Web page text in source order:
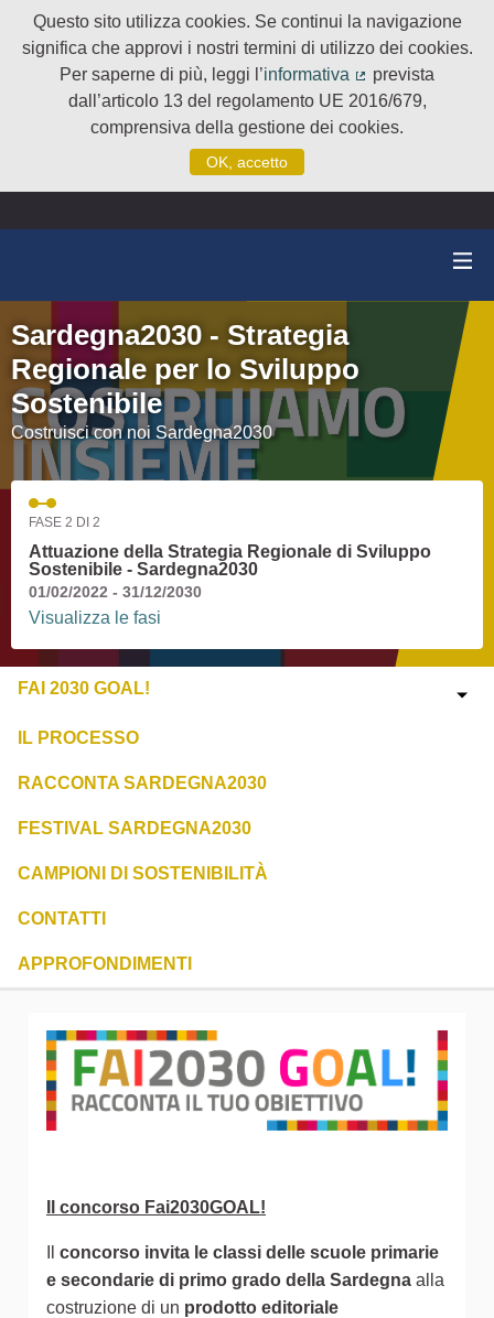
Questo sito utilizza cookies. Se continui la navigazione
significa che approvi i nostri termini di utilizzo dei cookies.
Per saperne di più, leggi l’informativa
(Collegamento
prevista
dall’articolo 13 del regolamento UE 2016/679,
comprensiva della gestione dei cookies.
OK, accetto
Sardegna2030 - Strategia
Regionale per lo Sviluppo
Sostenibile
Costruisci con noi Sardegna2030
FASE 2 DI 2
Attuazione della Strategia Regionale di Sviluppo
Sostenibile - Sardegna2030
01/02/2022 - 31/12/2030
Visualizza le fasi
FAI 2030 GOAL!
IL PROCESSO
RACCONTA SARDEGNA2030
FESTIVAL SARDEGNA2030
CAMPIONI DI SOSTENIBILITÀ
CONTATTI
APPROFONDIMENTI
Il concorso Fai2030GOAL!
concorso invita le classi delle scuole primarie
e secondarie di primo grado della Sardegna alla
costruzione di un prodotto editoriale